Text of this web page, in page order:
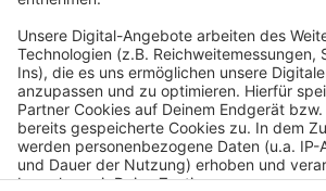
Anzeige
Anzeige